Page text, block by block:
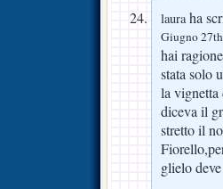
lauraha
Giugno
hai
stata solo
la vignetta
diceva il
stretto il
glielo